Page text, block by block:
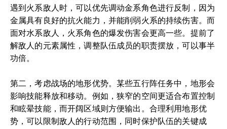
遇到火系敌人时，可以优先调动金系角色进行反制，因为
金属具有良好的抗火能力，并能削弱火系的持续伤害。而
面对水系敌人，火系角色的爆发伤害会更高一些。提前了
解敌人的元素属性，调整队伍成员的职责摆放，可以事半
功倍。
第二，考虑战场的地形优势。某些五行阵任务中，地形会
影响技能释放和移动。例如，狭窄的空间更适合布置控制
和眩晕技能，而开阔区域则方便输出。合理利用地形优
势，可以限制敌人的行动范围，同时保护队伍的关键成